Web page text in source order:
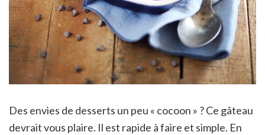
Des envies de desserts un peu « cocoon » ? Ce gâteau
devrait vous plaire. Il est rapide à faire et simple. En